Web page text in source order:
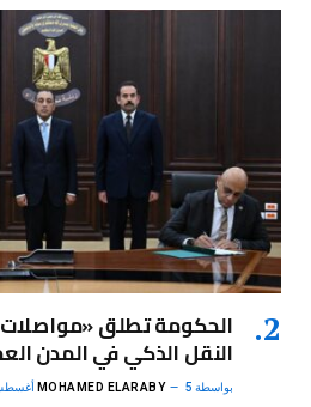
الحكومة تطلق
النقل الذكي في المدن
بواسطة MOHAMED ELARABY 5 أغسطس، 2026